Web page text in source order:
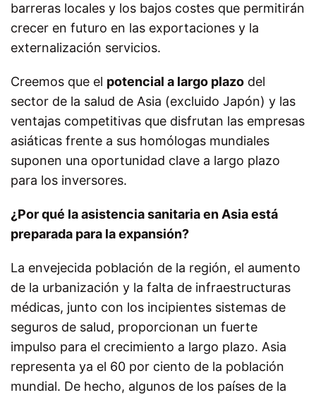
barreras locales y los bajos costes que permitirán
crecer en futuro en las exportaciones y la
externalización servicios.
Creemos que el potencial a largo plazo del
sector de la salud de Asia (excluido Japón) y las
ventajas competitivas que disfrutan las empresas
asiáticas frente a sus homólogas mundiales
suponen una oportunidad clave a largo plazo
para los inversores.
¿Por qué la asistencia sanitaria en Asia está
preparada para la expansión?
La envejecida población de la región, el aumento
de la urbanización y la falta de infraestructuras
médicas, junto con los incipientes sistemas de
seguros de salud, proporcionan un fuerte
impulso para el crecimiento a largo plazo. Asia
representa ya el 60 por ciento de la población
mundial. De hecho, algunos de los países de la